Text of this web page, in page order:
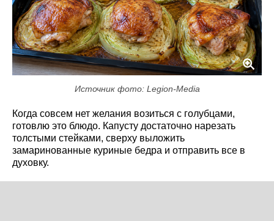
Источник фото: Legion-Media
Когда совсем нет желания возиться с голубцами,
готовлю это блюдо. Капусту достаточно нарезать
толстыми стейками, сверху выложить
замаринованные куриные бедра и отправить все в
духовку.